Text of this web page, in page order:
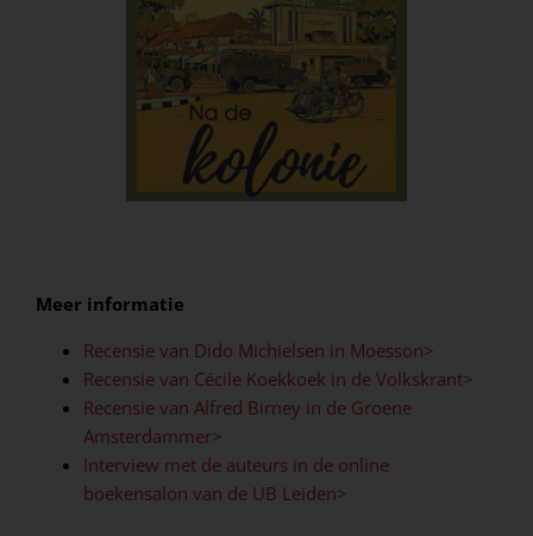
Meer informatie
Recensie van Dido Michielsen in Moesson>
Recensie van Cécile Koekkoek in de Volkskrant>
Recensie van Alfred Birney in de Groene
Amsterdammer>
Interview met de auteurs in de online
boekensalon van de UB Leiden>